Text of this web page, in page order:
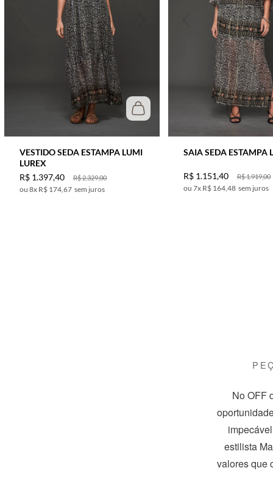
VESTIDO SEDA ESTAMPA LUMI
LUREX
R$2.329,00
R$ 1.397,40
8x R$ 174,67 sem juros
SAIA SEDA ESTAMPA
R$1.919,00
R$ 1.151,40
7x R$ 164,48 sem juros
No OFF
estilista
valores que